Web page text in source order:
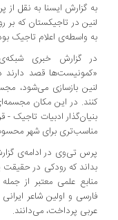
به گزارش ایسنا به نقل
لنین در تاجیکستان که بر
به واسطه‌ی اعلام تاجیک
در گزارش خبری
«کمونیست‌ها قصد دارند
لنین بازسازی می‌شود،
کنند. در این مکان
بنیان‌گذار ادبیات تاجیک -
مناسب‌تری برای شهر
پرس تی‌وی در ادامه‌ی
بداند که رودکی در
منابع علمی معتبر از جمله
فارسی و اولین شاعر
عربی پرداخت، می‌دانند.